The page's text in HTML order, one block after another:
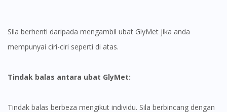
Sila berhenti daripada mengambil ubat GlyMet jika anda
mempunyai ciri-ciri seperti di atas.
Tindak balas antara ubat GlyMet:
Tindak balas berbeza mengikut individu. Sila berbincang dengan